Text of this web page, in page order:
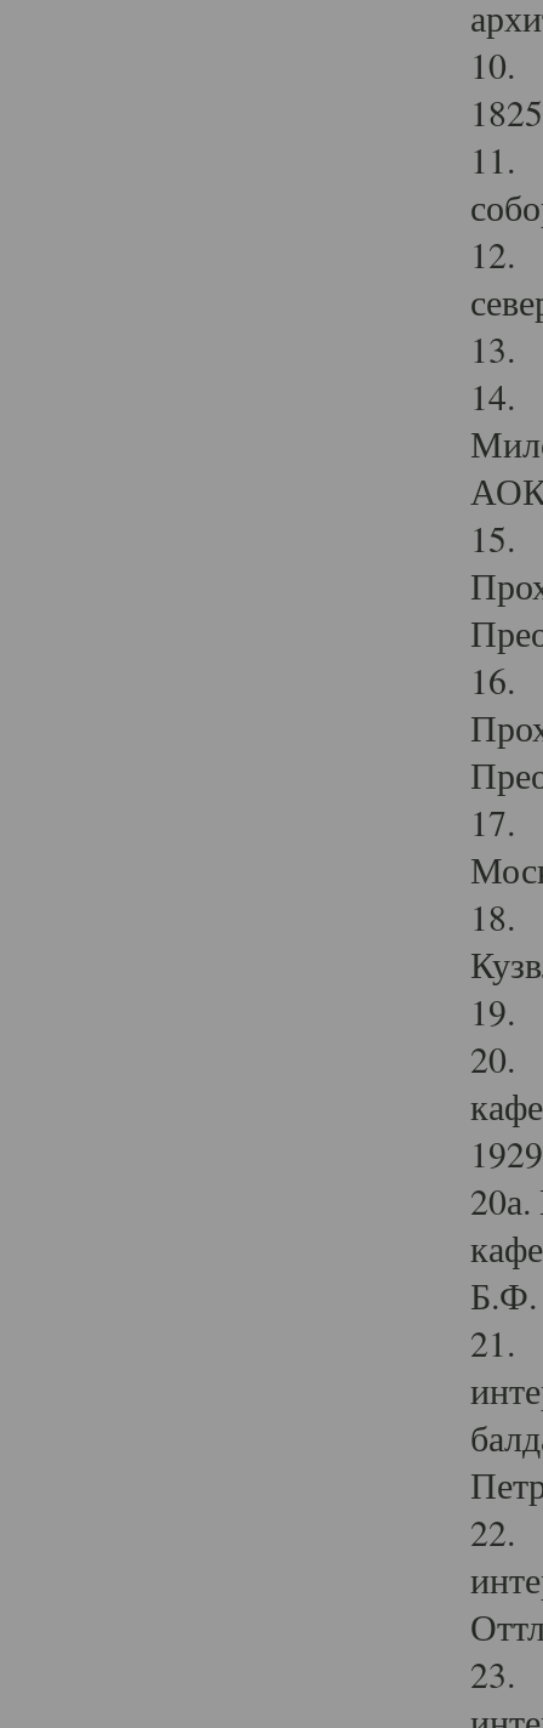
10.
11.
12.
13.
14.
15.
16.
17.
18.
19.
20.
Б.Ф.
21.
22.
23.